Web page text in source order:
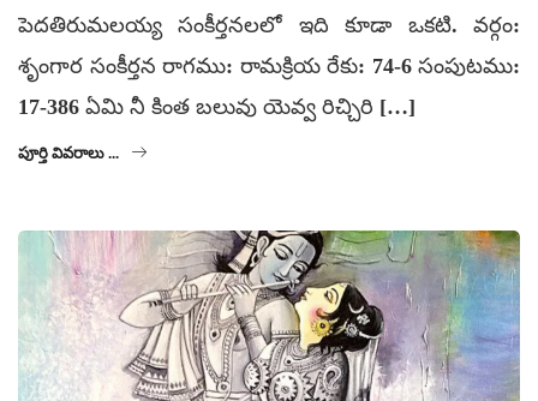
పెదతిరుమలయ్య సంకీర్తనలలో ఇది కూడా ఒకటి. వర్గం:
శృంగార సంకీర్తన రాగము: రామక్రియ రేకు: 74-6 సంపుటము:
17-386 ఏమి నీ కింత బలువు యెవ్వ రిచ్చిరి […]
పూర్తి వివరాలు ...